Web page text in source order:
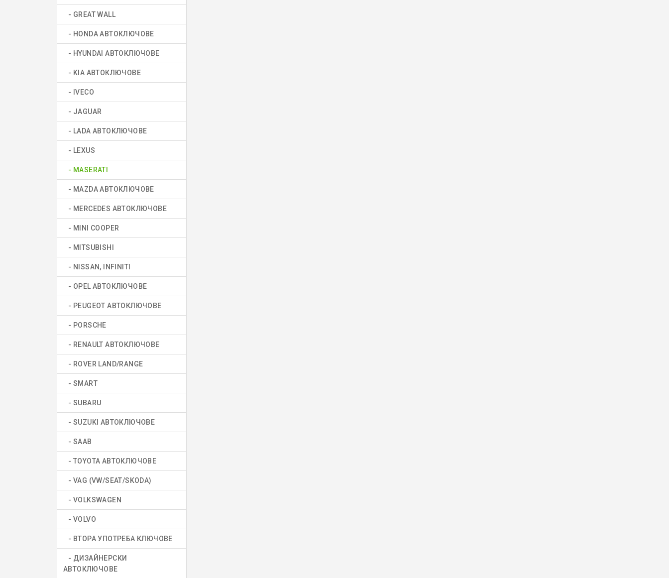
- GREAT WALL
- HONDA АВТОКЛЮЧОВЕ
- HYUNDAI АВТОКЛЮЧОВЕ
- KIA АВТОКЛЮЧОВЕ
- IVECO
- JAGUAR
- LADA АВТОКЛЮЧОВЕ
- LEXUS
- MASERATI
- MAZDA АВТОКЛЮЧОВЕ
- MERCEDES АВТОКЛЮЧОВЕ
- MINI COOPER
- MITSUBISHI
- NISSAN, INFINITI
- OPEL АВТОКЛЮЧОВЕ
- PEUGEOT АВТОКЛЮЧОВЕ
- PORSCHE
- RENAULT АВТОКЛЮЧОВЕ
- ROVER LAND/RANGE
- SMART
- SUBARU
- SUZUKI АВТОКЛЮЧОВЕ
- SAAB
- TOYOTA АВТОКЛЮЧОВЕ
- VAG (VW/SEAT/SKODA)
- VOLKSWAGEN
- VOLVO
- ВТОРА УПОТРЕБА КЛЮЧОВЕ
- ДИЗАЙНЕРСКИ
АВТОКЛЮЧОВЕ